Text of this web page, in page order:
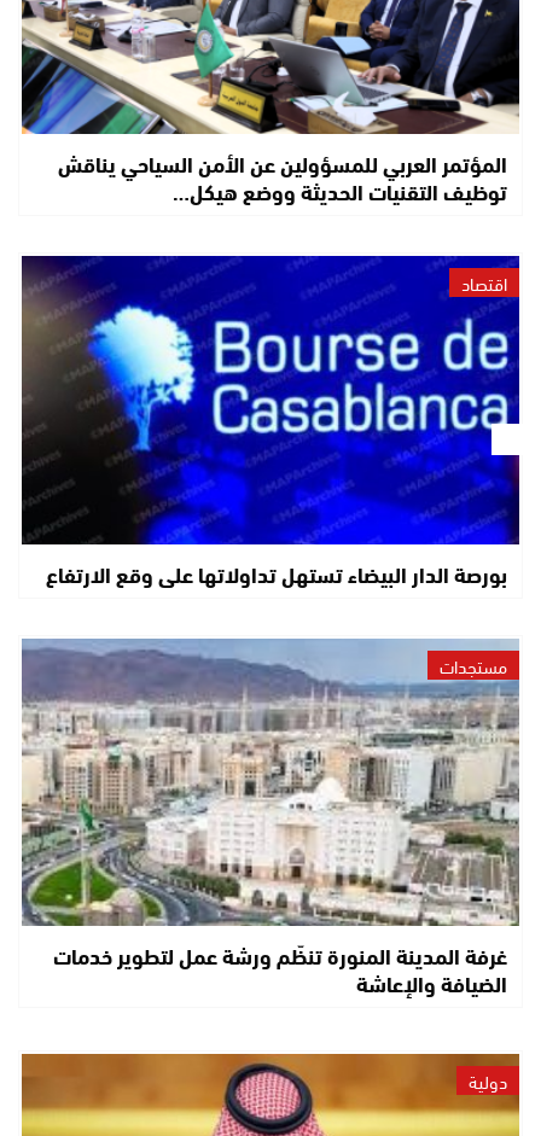
المؤتمر العربي للمسؤولين عن الأمن السياحي يناقش
توظيف التقنيات الحديثة ووضع هيكل…
اقتصاد
بورصة الدار البيضاء تستهل تداولاتها على وقع الارتفاع
مستجدات
غرفة المدينة المنورة تنظّم ورشة عمل لتطوير خدمات
الضيافة والإعاشة
دولية